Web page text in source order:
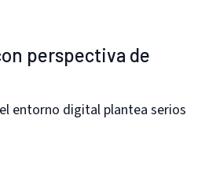
perspectiva de
entorno digital plantea serios